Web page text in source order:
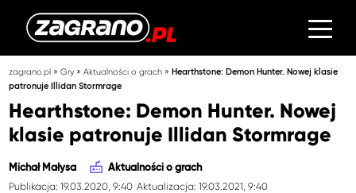
zagrano.pl »Gry»Aktualności o grach »Hearthstone: Demon Hunter. Nowej klasie
patronuje Illidan Stormrage
Hearthstone: Demon Hunter. Nowej
klasie patronuje Illidan Stormrage
Michał Małysa Aktualności o grach
Publikacja: 19.03.2020, 9:40 Aktualizacja: 19.03.2021, 9:40